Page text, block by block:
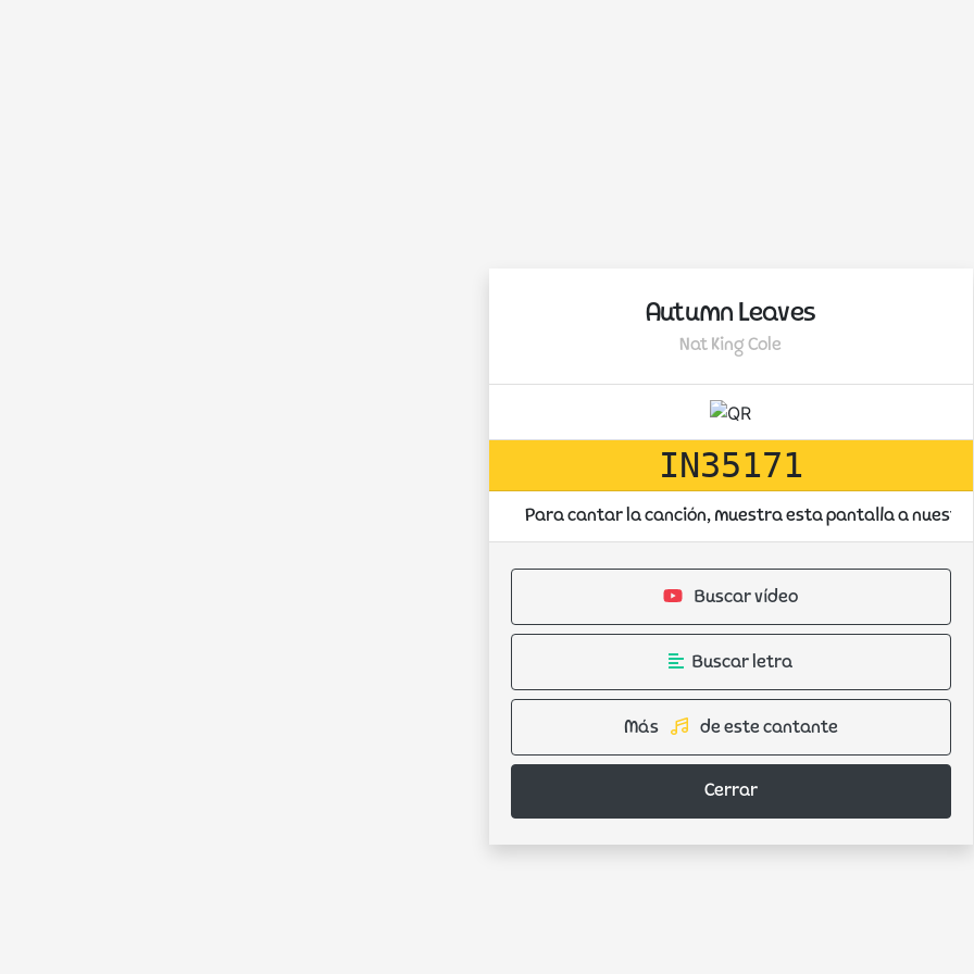
Autumn Leaves
Nat King Cole
IN35171
Para cantar la canción, muestra esta pantalla a nuestros
Buscar vídeo
Buscar letra
Más de este cantante
Cerrar